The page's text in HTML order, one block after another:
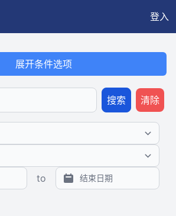
登入
展开条件选项
搜索 清除
to